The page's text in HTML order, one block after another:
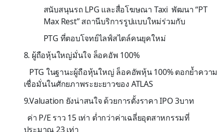
สนับสนุนรถ LPG และสื่อโฆษณา Taxiพัฒนา “PT
Max Rest”สถานีบริการรูปแบบใหม่ร่วมกับ
PTG ที่ตอบโจทย์ไลฟ์สไตล์คนยุคใหม่
8. ผู้ถือหุ้นใหญ่มั่นใจ ล็อคอัพ 100%
PTG ในฐานะผู้ถือหุ้นใหญ่ ล็อคอัพหุ้น100%ตอกย้ำความ
เชื่อมั่นในศักยภาพระยะยาวของ ATLAS
9.Valuation ยังน่าสนใจ ด้วยการตั้งราคาIPO 3บาท
ค่า P/E ราว 15 เท่า ต่ำกว่าค่าเฉลี่ยอุตสาหกรรมที่
ประมาณ 23 เท่า